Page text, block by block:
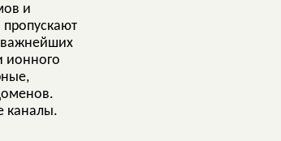
и
важнейших
ионного
каналы.